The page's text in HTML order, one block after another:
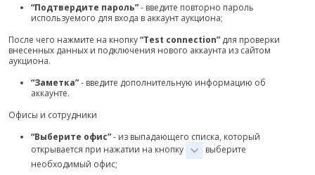
“Подтвердите пароль”- введите повторно пароль
используемого для входа в аккаунт аукциона;
После чего нажмите на кнопку“Test connection” для проверки
внесенных данных и подключения нового аккаунта из сайтом
аукциона.
“Заметка”- введите дополнительную информацию об
аккаунте.
Офисы и сотрудники
“Выберите офис”- из выпадающего списка, который
открывается при нажатии на кнопку
выберите
необходимый офис;